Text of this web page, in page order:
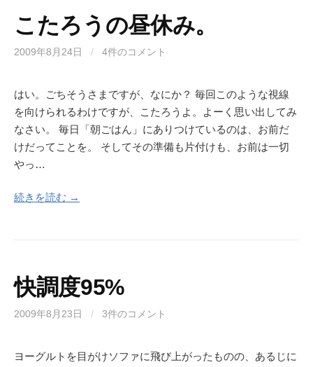
こたろうの昼休み。
2009年8月24日 / 4件のコメント
はい。ごちそうさまですが、なにか？ 毎回このような視線
を向けられるわけですが、こたろうよ。よーく思い出してみ
なさい。 毎日「朝ごはん」にありつけているのは、お前だ
けだってことを。 そしてその準備も片付けも、お前は一切
やっ…
続きを読む →
快調度95%
2009年8月23日 / 3件のコメント
ヨーグルトを目がけソファに飛び上がったものの、あるじに